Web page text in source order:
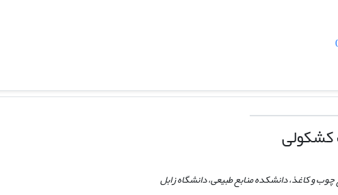
کشکولی
چوب و کاغذ، دانشکده منابع طبیعی، دانشگاه زابل